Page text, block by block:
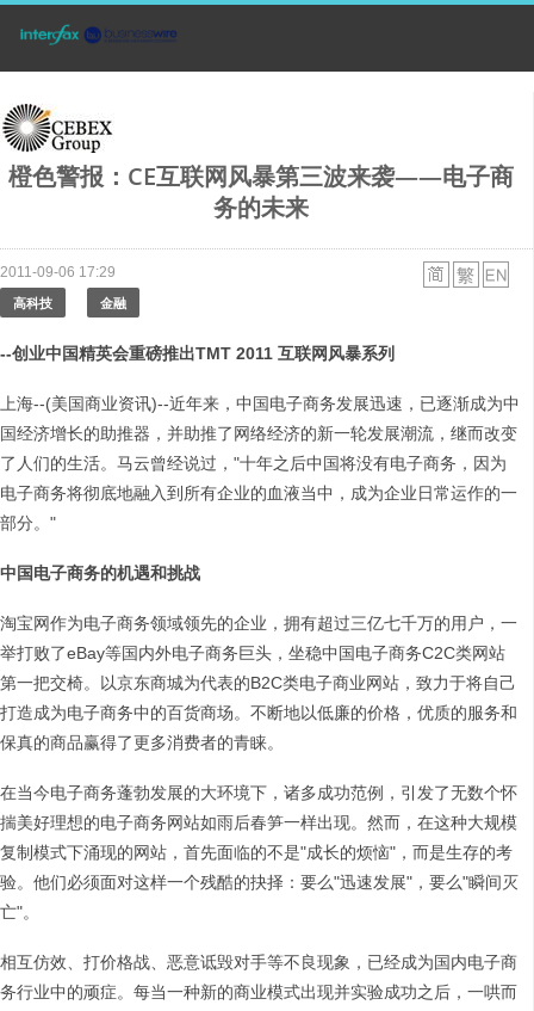
橙色警报：CE互联网风暴第三波来袭——电子商
务的未来
2011-09-06 17:29
高科技 金融
--创业中国精英会重磅推出TMT 2011 互联网风暴系列
上海--(美国商业资讯)--近年来，中国电子商务发展迅速，已逐渐成为中
国经济增长的助推器，并助推了网络经济的新一轮发展潮流，继而改变
了人们的生活。马云曾经说过，"十年之后中国将没有电子商务，因为
电子商务将彻底地融入到所有企业的血液当中，成为企业日常运作的一
部分。"
中国电子商务的机遇和挑战
淘宝网作为电子商务领域领先的企业，拥有超过三亿七千万的用户，一
举打败了eBay等国内外电子商务巨头，坐稳中国电子商务C2C类网站
第一把交椅。以京东商城为代表的B2C类电子商业网站，致力于将自己
打造成为电子商务中的百货商场。不断地以低廉的价格，优质的服务和
保真的商品赢得了更多消费者的青睐。
在当今电子商务蓬勃发展的大环境下，诸多成功范例，引发了无数个怀
揣美好理想的电子商务网站如雨后春笋一样出现。然而，在这种大规模
复制模式下涌现的网站，首先面临的不是"成长的烦恼"，而是生存的考
验。他们必须面对这样一个残酷的抉择：要么"迅速发展"，要么"瞬间灭
亡"。
相互仿效、打价格战、恶意诋毁对手等不良现象，已经成为国内电子商
务行业中的顽症。每当一种新的商业模式出现并实验成功之后，一哄而